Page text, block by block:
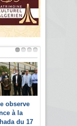
observe
à la
du 17